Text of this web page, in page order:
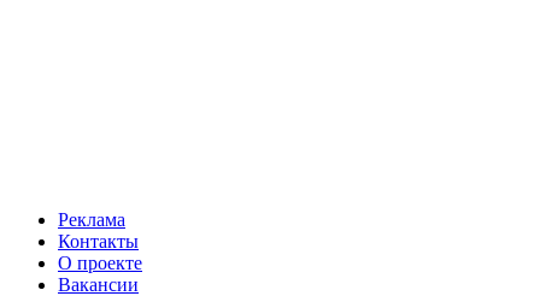
Реклама
Контакты
О проекте
Вакансии